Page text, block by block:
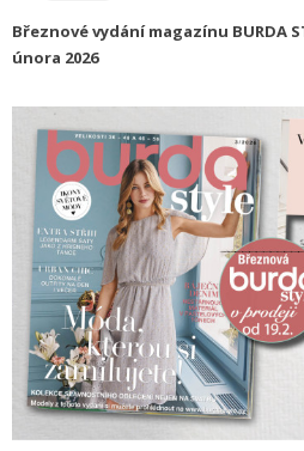
Březnové vydání magazínu BURDA
února 2026